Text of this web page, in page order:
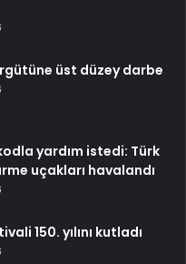
üst düzey darbe
yardım istedi: Türk
uçakları havalandı
150. yılını kutladı